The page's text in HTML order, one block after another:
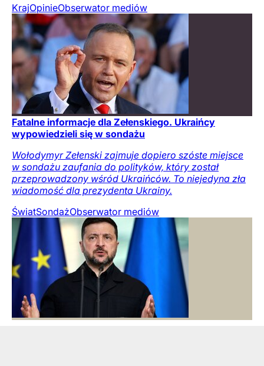
KrajOpinieObserwator mediów
Fatalne informacje dla Zełenskiego. Ukraińcy
wypowiedzieli się w sondażu
Wołodymyr Zełenski zajmuje dopiero szóste miejsce
w sondażu zaufania do polityków, który został
przeprowadzony wśród Ukraińców. To niejedyna zła
wiadomość dla prezydenta Ukrainy.
ŚwiatSondażObserwator mediów